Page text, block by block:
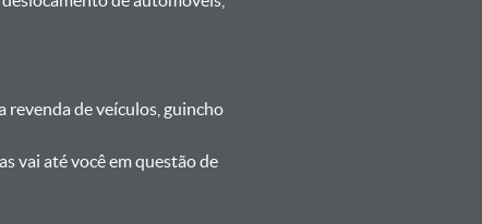
revenda de veículos, guincho
vai até você em questão de